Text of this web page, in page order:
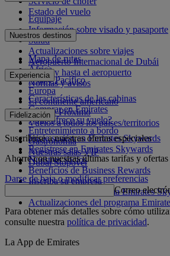
Estado del vuelo
Equipaje
Información sobre visado y pasaporte
Salud
Actualizaciones sobre viajes
Aeropuerto Internacional de Dubái
Desde y hasta el aeropuerto
Normas y avisos
Nuestros destinos
Mapa de rutas
África
Asia y Pacífico
Europa
El continente americano
Oriente Próximo
Vuelos a todos los países/territorios
Experiencia
Características de las cabinas
Comprar en Emirates
¿Qué ofrece su vuelo?
Entretenimiento a bordo
Gastronomía
Nuestras salas VIP
Dubai Stopover
Fidelización
Inicie sesión en Emirates Skywards
Regístrese en Emirates Skywards
Nuestros socios
Beneficios de Business Rewards
Inscriba su empresa
Normativa del programa Emirates
Actualizaciones del programa
Suscribirse a nuestras ofertas especiales
Ahorre con nuestras últimas tarifas y ofertas
Darse de baja o modificar preferencias
Correo
Para obtener más detalles sobre cómo
consulte nuestra política de privacidad.
La App de Emirates